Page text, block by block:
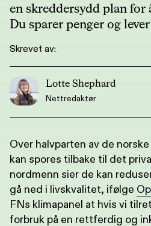
en skreddersydd plan for
Du sparer penger og
Skrevet av:
Lotte Shephard
Nettredaktør
Over halvparten av de
kan spores tilbake til det
nordmenn sier de kan
gå ned i livskvalitet, ifølge
FNs klimapanel at hvis vi
forbruk på en rettferdig og